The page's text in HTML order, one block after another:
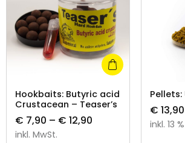
Hookbaits: Butyric acid
Crustacean – Teaser’s
€ 7,90 – € 12,90
inkl. MwSt.
Pellets:
€ 13,90
inkl. 13